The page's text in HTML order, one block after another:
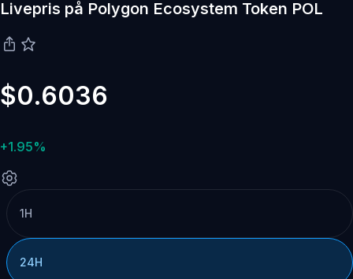
Livepris på Polygon Ecosystem Token POL
$0.6036
+1.95%
1H
24H